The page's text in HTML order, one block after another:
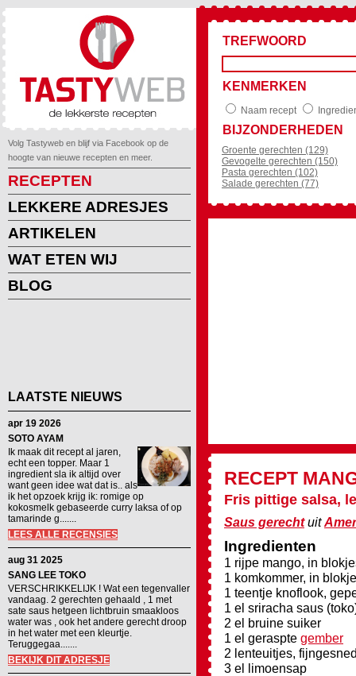
Volg Tastyweb en blijf via Facebook op de
hoogte van nieuwe recepten en meer.
RECEPTEN
LEKKERE ADRESJES
ARTIKELEN
WAT ETEN WIJ
BLOG
LAATSTE NIEUWS
apr 19 2026
SOTO AYAM
Ik maak dit recept al jaren,
echt een topper. Maar 1
ingredient sla ik altijd over
want geen idee wat dat is.. als
ik het opzoek krijg ik: romige op
kokosmelk gebaseerde curry laksa of op
tamarinde g.......
LEES ALLE RECENSIES
aug 31 2025
SANG LEE TOKO
VERSCHRIKKELIJK ! Wat een tegenvaller
vandaag. 2 gerechten gehaald , 1 met
sate saus hetgeen lichtbruin smaakloos
water was , ook het andere gerecht droop
in het water met een kleurtje.
Teruggegaa.......
BEKIJK DIT ADRESJE
TREFWOORD
KENMERKEN
Naam recept
BIJZONDERHEDEN
Groente gerechten (129)
Gevogelte gerechten (150)
Pasta gerechten (102)
Salade gerechten (77)
RECEPT
Fris pittige salsa,
Saus gerechtuit
Ingredienten
1 rijpe mango, in
1 komkommer, in
1 teentje knoflook,
1 el sriracha saus
2 el bruine suiker
1 el geraspte gember
2 lenteuitjes,
3 el limoensap